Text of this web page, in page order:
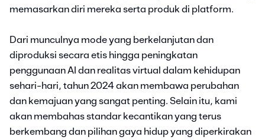
memasarkan diri mereka serta produk di platform.
Dari munculnya mode yang berkelanjutan dan
diproduksi secara etis hingga peningkatan
penggunaan AI dan realitas virtual dalam kehidupan
sehari-hari, tahun 2024 akan membawa perubahan
dan kemajuan yang sangat penting. Selain itu, kami
akan membahas standar kecantikan yang terus
berkembang dan pilihan gaya hidup yang diperkirakan